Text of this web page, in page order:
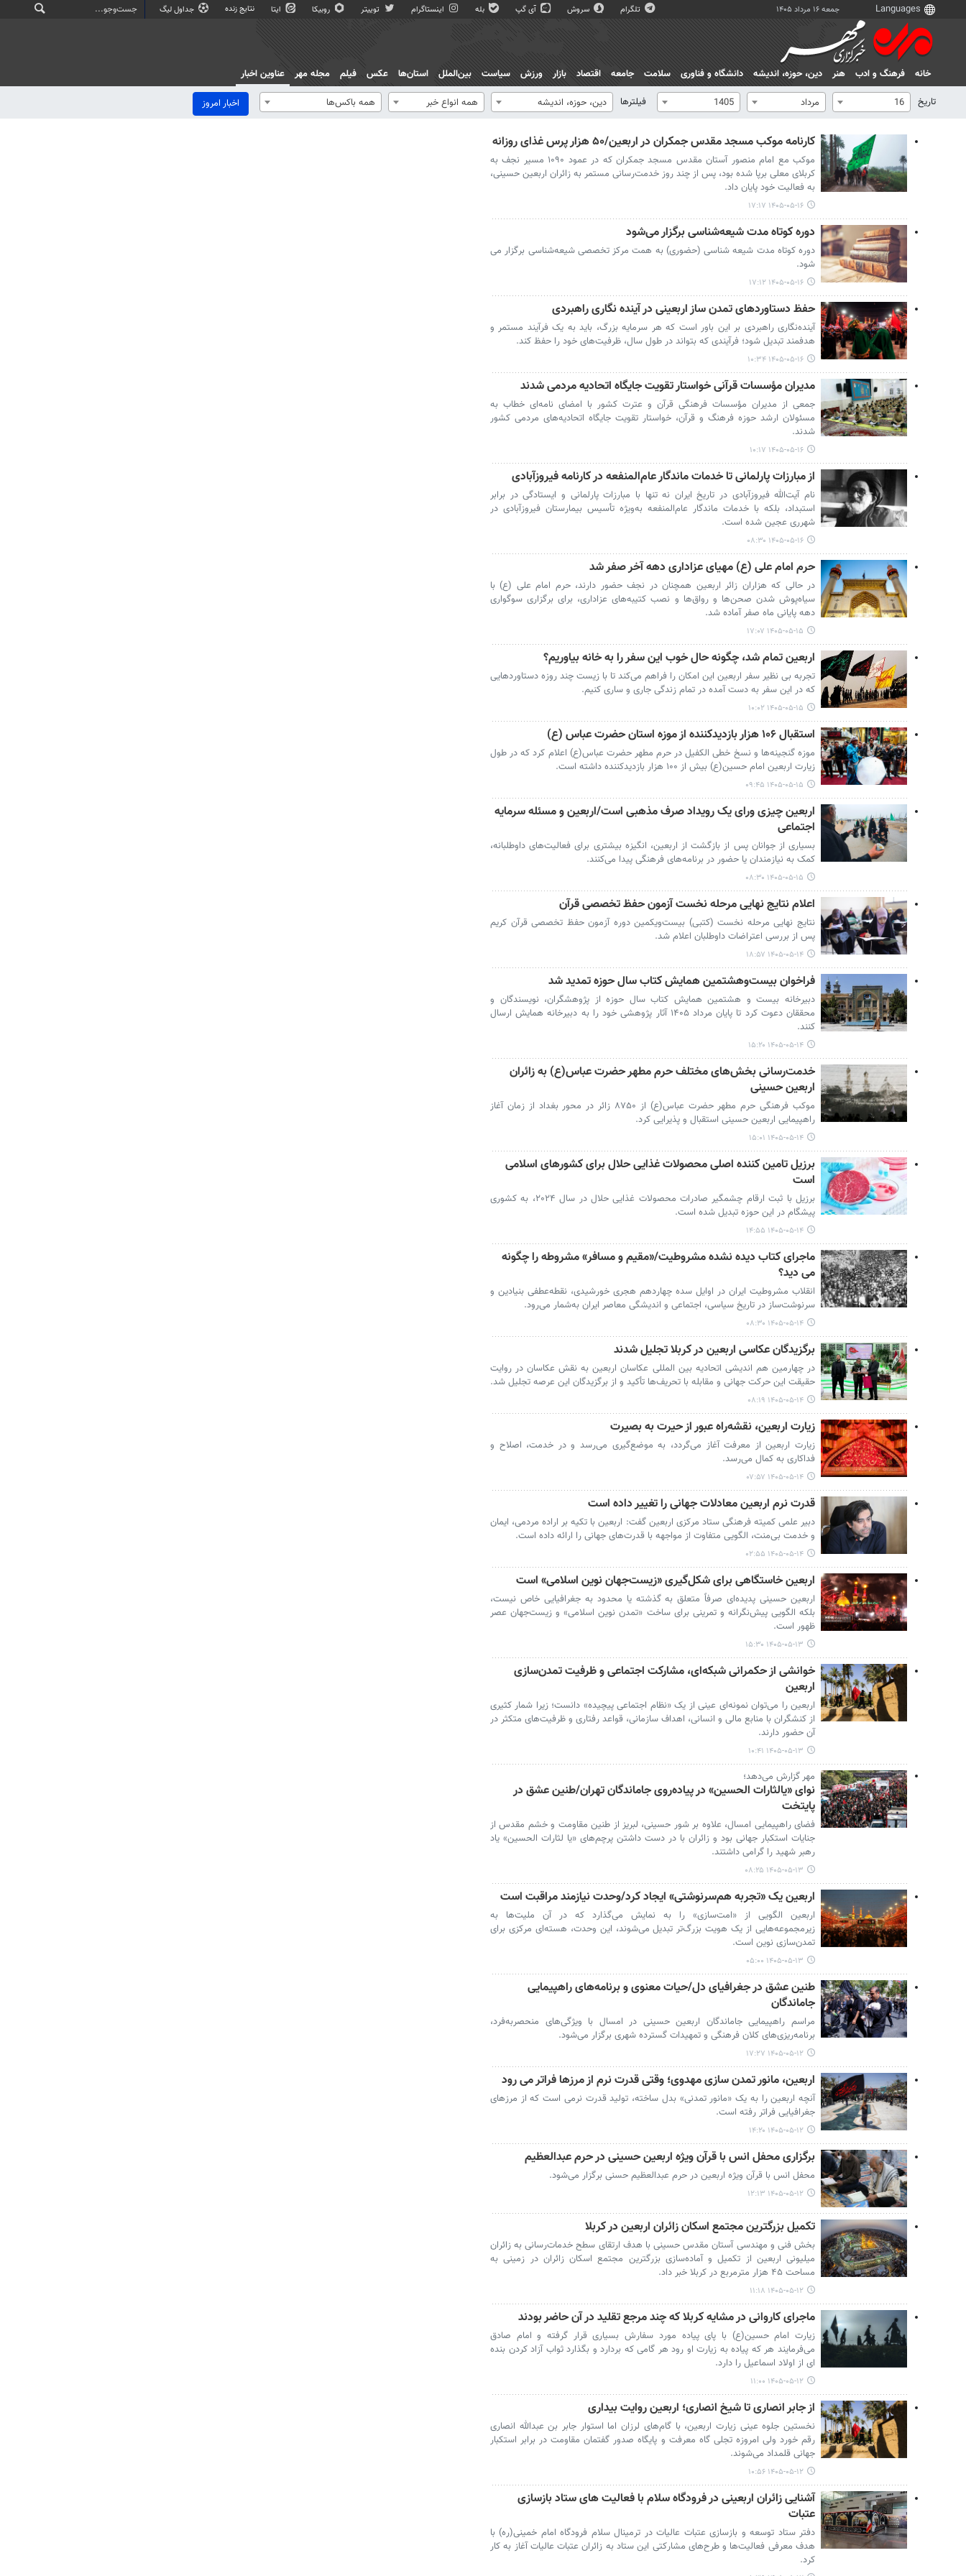
جمعه ۱۶ مرداد ۱۴۰۵ تلگرام سروش آی گپ بله اینستاگرام توییتر روبیکا ایتا نتایج زنده جداول لیگ
خانه فرهنگ و ادب هنر دين، حوزه، انديشه دانشگاه و فناوری سلامت جامعه اقتصاد بازار ورزش سیاست بین‌الملل استان‌ها عکس فیلم مجله مهر
عناوین اخبار
تاریخ
16 مرداد 1405 فیلترها دين، حوزه، انديشه همه انواع خبر همه باکس‌ها اخبار امروز
کارنامه موکب مسجد مقدس جمکران در اربعین/۵۰ هزار پرس غذای روزانه
موکب مع امام منصور آستان مقدس مسجد جمکران که در عمود ۱۰۹۰ مسیر نجف به
کربلای معلی برپا شده بود، پس از چند روز خدمت‌رسانی مستمر به زائران اربعین حسینی،
به فعالیت خود پایان داد.
۱۴۰۵-۰۵-۱۶ ۱۷:۱۷
دوره کوتاه مدت شیعه‌شناسی برگزار می‌شود
دوره کوتاه مدت شیعه شناسی (حضوری) به همت مرکز تخصصی شیعه‌شناسی برگزار می
شود.
۱۴۰۵-۰۵-۱۶ ۱۷:۱۲
حفظ دستاوردهای تمدن ساز اربعینی در آینده نگاری راهبردی
آینده‌نگاری راهبردی بر این باور است که هر سرمایه بزرگ، باید به یک فرآیند مستمر و
هدفمند تبدیل شود؛ فرآیندی که بتواند در طول سال، ظرفیت‌های خود را حفظ کند.
۱۴۰۵-۰۵-۱۶ ۱۰:۳۴
مدیران مؤسسات قرآنی خواستار تقویت جایگاه اتحادیه‌ مردمی شدند
جمعی از مدیران مؤسسات فرهنگی قرآن و عترت کشور با امضای نامه‌ای خطاب به
مسئولان ارشد حوزه فرهنگ و قرآن، خواستار تقویت جایگاه اتحادیه‌های مردمی کشور
شدند.
۱۴۰۵-۰۵-۱۶ ۱۰:۱۷
از مبارزات پارلمانی تا خدمات ماندگار عام‌المنفعه در کارنامه فیروزآبادی
نام آیت‌الله فیروزآبادی در تاریخ ایران نه تنها با مبارزات پارلمانی و ایستادگی در برابر
استبداد، بلکه با خدمات ماندگار عام‌المنفعه به‌ویژه تأسیس بیمارستان فیروزآبادی در
شهرری عجین شده است.
۱۴۰۵-۰۵-۱۶ ۰۸:۳۰
حرم امام علی (ع) مهیای عزاداری دهه آخر صفر شد
در حالی که هزاران زائر اربعین همچنان در نجف حضور دارند، حرم امام علی (ع) با
سیاه‌پوش شدن صحن‌ها و رواق‌ها و نصب کتیبه‌های عزاداری، برای برگزاری سوگواری
دهه پایانی ماه صفر آماده شد.
۱۴۰۵-۰۵-۱۵ ۱۷:۰۷
اربعین تمام شد، چگونه حال خوب این سفر را به خانه بیاوریم؟
تجربه بی نظیر سفر اربعین این امکان را فراهم می‌کند تا با زیست چند روزه دستاوردهایی
که در این سفر به دست آمده در تمام زندگی جاری و ساری کنیم.
۱۴۰۵-۰۵-۱۵ ۱۰:۰۲
استقبال ۱۰۶ هزار بازدیدکننده از موزه استان حضرت عباس (ع)
موزه گنجینه‌ها و نسخ خطی الکفیل در حرم مطهر حضرت عباس(ع) اعلام کرد که در طول
زیارت اربعین امام حسین(ع) بیش از ۱۰۰ هزار بازدیدکننده داشته است.
۱۴۰۵-۰۵-۱۵ ۰۹:۴۵
اربعین چیزی ورای یک رویداد صرف مذهبی است/اربعین و مسئله سرمایه
اجتماعی
بسیاری از جوانان پس از بازگشت از اربعین، انگیزه بیشتری برای فعالیت‌های داوطلبانه،
کمک به نیازمندان یا حضور در برنامه‌های فرهنگی پیدا می‌کنند.
۱۴۰۵-۰۵-۱۵ ۰۸:۳۰
اعلام نتایج نهایی مرحله نخست آزمون حفظ تخصصی قرآن
نتایج نهایی مرحله نخست (کتبی) بیست‌ویکمین دوره آزمون حفظ تخصصی قرآن کریم
پس از بررسی اعتراضات داوطلبان اعلام شد.
۱۴۰۵-۰۵-۱۴ ۱۸:۵۷
فراخوان بیست‌وهشتمین همایش کتاب سال حوزه تمدید شد
دبیرخانه بیست و هشتمین همایش کتاب سال حوزه از پژوهشگران، نویسندگان و
محققان دعوت کرد تا پایان مرداد ۱۴۰۵ آثار پژوهشی خود را به دبیرخانه همایش ارسال
کنند.
۱۴۰۵-۰۵-۱۴ ۱۵:۲۰
خدمت‌رسانی بخش‌های مختلف حرم مطهر حضرت عباس(ع) به زائران
اربعین حسینی
موکب فرهنگی حرم مطهر حضرت عباس(ع) از ۸۷۵۰ زائر در محور بغداد از زمان آغاز
راهپیمایی اربعین حسینی استقبال و پذیرایی کرد.
۱۴۰۵-۰۵-۱۴ ۱۵:۰۱
برزیل تامین کننده اصلی محصولات غذایی حلال برای کشورهای اسلامی
است
برزیل با ثبت ارقام چشمگیر صادرات محصولات غذایی حلال در سال ۲۰۲۴، به کشوری
پیشگام در این حوزه تبدیل شده است.
۱۴۰۵-۰۵-۱۴ ۱۴:۵۵
ماجرای کتاب دیده نشده مشروطیت/«مقیم و مسافر» مشروطه را چگونه
می دید؟
انقلاب مشروطیت ایران در اوایل سده چهاردهم هجری خورشیدی، نقطه‌عطفی بنیادین و
سرنوشت‌ساز در تاریخ سیاسی، اجتماعی و اندیشگی معاصر ایران به‌شمار می‌رود.
۱۴۰۵-۰۵-۱۴ ۰۸:۳۰
برگزیدگان عکاسی اربعین در کربلا تجلیل شدند
در چهارمین هم اندیشی اتحادیه بین المللی عکاسان اربعین به نقش عکاسان در روایت
حقیقت این حرکت جهانی و مقابله با تحریف‌ها تأکید و از برگزیدگان این عرصه تجلیل شد.
۱۴۰۵-۰۵-۱۴ ۰۸:۱۹
زیارت اربعین، نقشه‌راه عبور از حیرت به بصیرت
زیارت اربعین از معرفت آغاز می‌گردد، به موضع‌گیری می‌رسد و در خدمت، اصلاح و
فداکاری به کمال می‌رسد.
۱۴۰۵-۰۵-۱۴ ۰۷:۵۷
قدرت نرم اربعین معادلات جهانی را تغییر داده است
دبیر علمی کمیته فرهنگی ستاد مرکزی اربعین گفت: اربعین با تکیه بر اراده مردمی، ایمان
و خدمت بی‌منت، الگویی متفاوت از مواجهه با قدرت‌های جهانی را ارائه داده است.
۱۴۰۵-۰۵-۱۴ ۰۲:۵۵
اربعین خاستگاهی برای شکل‌گیری «زیست‌جهان نوین اسلامی» است
اربعین حسینی پدیده‌ای صرفاً متعلق به گذشته یا محدود به جغرافیایی خاص نیست،
بلکه الگویی پیش‌نگرانه و تمرینی برای ساخت «تمدن نوین اسلامی» و زیست‌جهان عصر
ظهور است.
۱۴۰۵-۰۵-۱۳ ۱۵:۳۰
خوانشی از حکمرانی شبکه‌ای، مشارکت اجتماعی و ظرفیت تمدن‌سازی
اربعین
اربعین را می‌توان نمونه‌ای عینی از یک «نظام اجتماعی پیچیده» دانست؛ زیرا شمار کثیری
از کنشگران با منابع مالی و انسانی، اهداف سازمانی، قواعد رفتاری و ظرفیت‌های متکثر در
آن حضور دارند.
۱۴۰۵-۰۵-۱۳ ۱۰:۴۱
مهر گزارش می‌دهد؛
نوای «یالثارات الحسین» در پیاده‌روی جاماندگان تهران/طنین عشق در
پایتخت
فضای راهپیمایی امسال، علاوه بر شور حسینی، لبریز از طنین مقاومت و خشم مقدس از
جنایات استکبار جهانی بود و زائران با در دست داشتن پرچم‌های «یا لثارات الحسین» یاد
رهبر شهید را گرامی داشتند.
۱۴۰۵-۰۵-۱۳ ۰۸:۲۵
اربعین یک «تجربه هم‌سرنوشتی» ایجاد کرد/وحدت نیازمند مراقبت است
اربعین الگویی از «امت‌سازی» را به نمایش می‌گذارد که در آن ملیت‌ها به
زیرمجموعه‌هایی از یک هویت بزرگ‌تر تبدیل می‌شوند، این وحدت، هسته‌ای مرکزی برای
تمدن‌سازی نوین است.
۱۴۰۵-۰۵-۱۳ ۰۵:۰۰
طنین عشق در جغرافیای دل/حیات معنوی و برنامه‌های راهپیمایی
جاماندگان
مراسم راهپیمایی جاماندگان اربعین حسینی در امسال با ویژگی‌های منحصربه‌فرد،
برنامه‌ریزی‌های کلان فرهنگی و تمهیدات گسترده شهری برگزار می‌شود.
۱۴۰۵-۰۵-۱۲ ۱۷:۲۷
اربعین، مانور تمدن سازی مهدوی؛ وقتی قدرت نرم از مرزها فراتر می رود
آنچه اربعین را به یک «مانور تمدنی» بدل ساخته، تولید قدرت نرمی است که از مرزهای
جغرافیایی فراتر رفته است.
۱۴۰۵-۰۵-۱۲ ۱۴:۲۰
برگزاری محفل انس با قرآن ویژه اربعین حسینی در حرم عبدالعظیم
محفل انس با قرآن ویژه اربعین در حرم عبدالعظیم حسنی برگزار می‌شود.
۱۴۰۵-۰۵-۱۲ ۱۲:۱۳
تکمیل بزرگترین مجتمع اسکان زائران اربعین در کربلا
بخش فنی و مهندسی آستان مقدس حسینی با هدف ارتقای سطح خدمات‌رسانی به زائران
میلیونی اربعین از تکمیل و آماده‌سازی بزرگترین مجتمع اسکان زائران در زمینی به
مساحت ۴۵ هزار مترمربع در کربلا خبر داد.
۱۴۰۵-۰۵-۱۲ ۱۱:۱۸
ماجرای کاروانی در مشایه کربلا که چند مرجع تقلید در آن حاضر بودند
زیارت امام حسین(ع) با پای پیاده مورد سفارش بسیاری قرار گرفته و امام صادق
می‌فرمایند هر که پیاده به زیارت او رود هر گامی که بردارد و بگذارد ثواب آزاد کردن بنده
ای از اولاد اسماعیل را دارد.
۱۴۰۵-۰۵-۱۲ ۱۱:۰۰
از جابر انصاری تا شیخ انصاری؛ اربعین روایت بیداری
نخستین جلوه عینی زیارت اربعین، با گام‌های لرزان اما استوار جابر بن عبدالله انصاری
رقم خورد ولی امروزه تجلی گاه معرفت و پایگاه صدور گفتمان مقاومت در برابر استکبار
جهانی قلمداد می‌شوند.
۱۴۰۵-۰۵-۱۲ ۱۰:۵۶
آشنایی زائران اربعینی در فرودگاه سلام با فعالیت های ستاد بازسازی
عتبات
دفتر ستاد توسعه و بازسازی عتبات عالیات در ترمینال سلام فرودگاه امام خمینی(ره) با
هدف معرفی فعالیت‌ها و طرح‌های مشارکتی این ستاد به زائران عتبات عالیات آغاز به کار
کرد.